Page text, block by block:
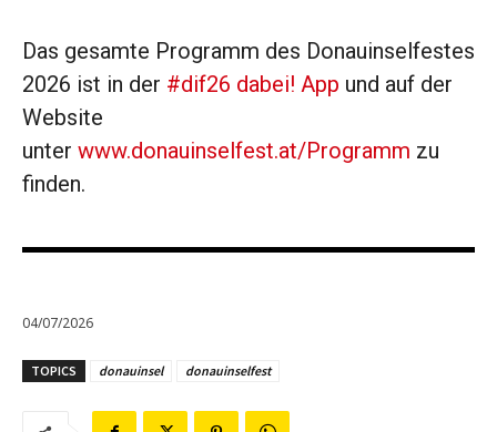
Das gesamte Programm des Donauinselfestes
2026 ist in der #dif26 dabei! App und auf der
Website
unter www.donauinselfest.at/Programm zu
finden.
04/07/2026
TOPICS donauinsel donauinselfest